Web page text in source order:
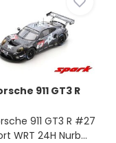
911 GT3 R
911 GT3 R #27
WRT 24H Nurb...